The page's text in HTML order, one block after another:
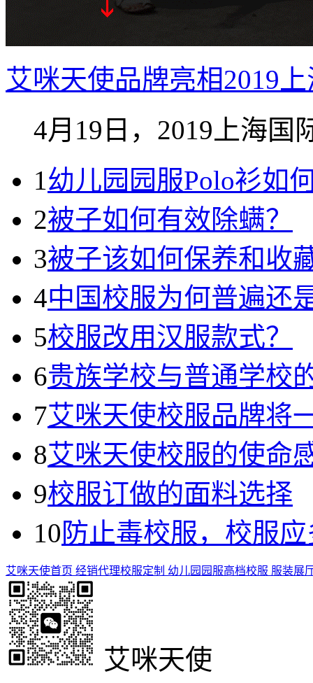
艾咪天使品牌亮相2019
4月19日，2019上海国
1幼儿园园服Polo衫如
2被子如何有效除螨？
3被子该如何保养和收
4中国校服为何普遍还
5校服改用汉服款式？
6贵族学校与普通学校
7艾咪天使校服品牌将
8艾咪天使校服的使命
9校服订做的面料选择
10防止毒校服，校服
艾咪天使首页 经销代理校服定制 幼儿园园服高档校服 服装展
艾咪天使